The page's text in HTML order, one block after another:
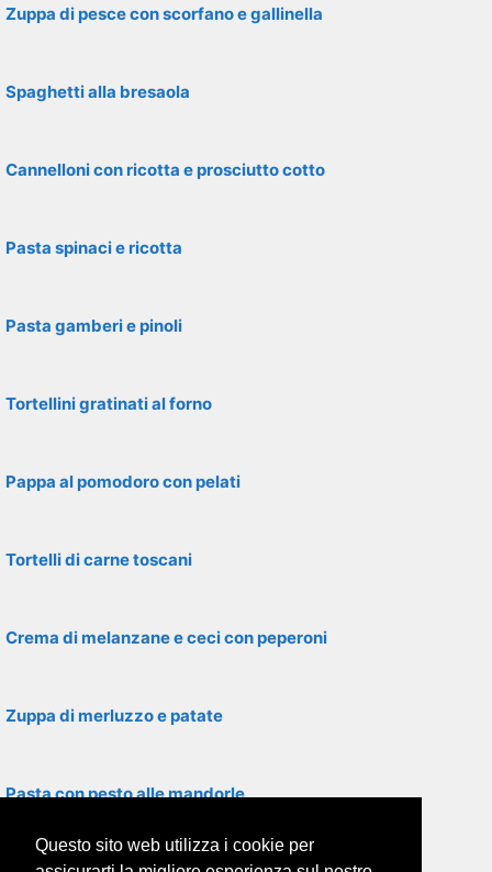
Zuppa di pesce con scorfano e gallinella
Spaghetti alla bresaola
Cannelloni con ricotta e prosciutto cotto
Pasta spinaci e ricotta
Pasta gamberi e pinoli
Tortellini gratinati al forno
Pappa al pomodoro con pelati
Tortelli di carne toscani
Crema di melanzane e ceci con peperoni
Zuppa di merluzzo e patate
Pasta con pesto alle mandorle
Questo sito web utilizza i cookie per